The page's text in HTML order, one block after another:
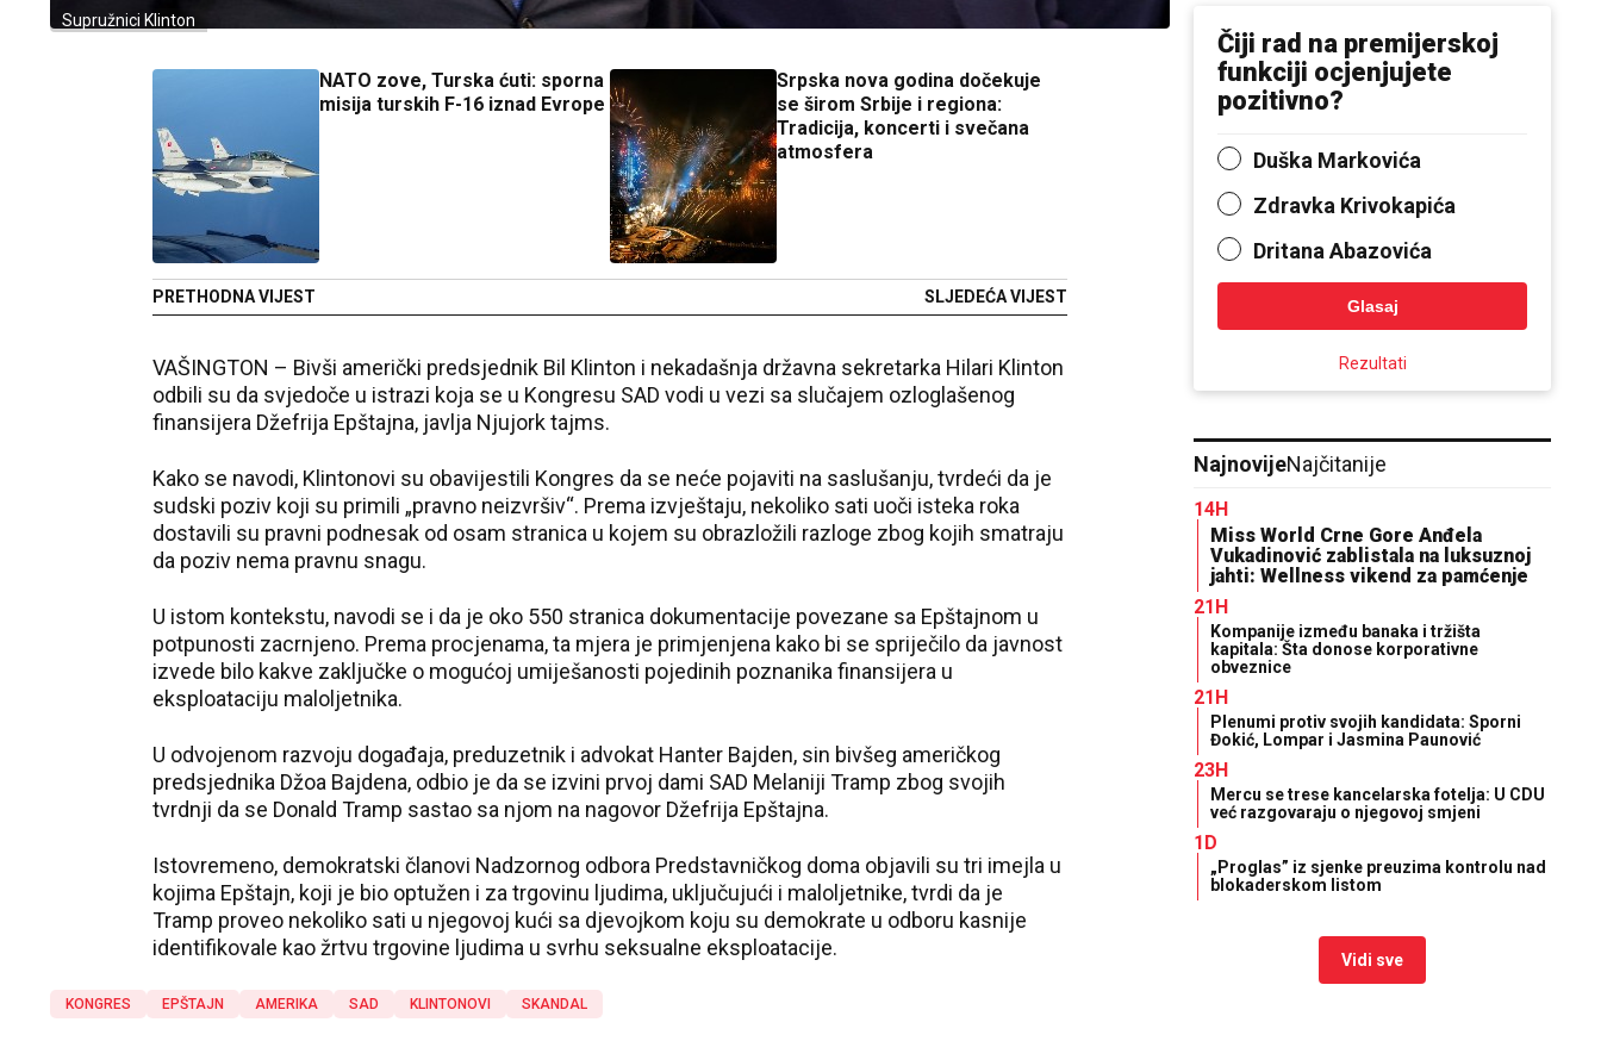
Supružnici Klinton
NATO zove, Turska ćuti: sporna
misija turskih F-16 iznad Evrope
PRETHODNA VIJEST
Srpska nova godina dočekuje
se širom Srbije i regiona:
Tradicija, koncerti i svečana
atmosfera
SLJEDEĆA VIJEST
VAŠINGTON – Bivši američki predsjednik Bil Klinton i nekadašnja državna sekretarka Hilari Klinton
odbili su da svjedoče u istrazi koja se u Kongresu SAD vodi u vezi sa slučajem ozloglašenog
finansijera Džefrija Epštajna, javlja Njujork tajms.
Kako se navodi, Klintonovi su obavijestili Kongres da se neće pojaviti na saslušanju, tvrdeći da je
sudski poziv koji su primili „pravno neizvršiv“. Prema izvještaju, nekoliko sati uoči isteka roka
dostavili su pravni podnesak od osam stranica u kojem su obrazložili razloge zbog kojih smatraju
da poziv nema pravnu snagu.
U istom kontekstu, navodi se i da je oko 550 stranica dokumentacije povezane sa Epštajnom u
potpunosti zacrnjeno. Prema procjenama, ta mjera je primjenjena kako bi se spriječilo da javnost
izvede bilo kakve zaključke o mogućoj umiješanosti pojedinih poznanika finansijera u
eksploataciju maloljetnika.
U odvojenom razvoju događaja, preduzetnik i advokat Hanter Bajden, sin bivšeg američkog
predsjednika Džoa Bajdena, odbio je da se izvini prvoj dami SAD Melaniji Tramp zbog svojih
tvrdnji da se Donald Tramp sastao sa njom na nagovor Džefrija Epštajna.
Istovremeno, demokratski članovi Nadzornog odbora Predstavničkog doma objavili su tri imejla u
kojima Epštajn, koji je bio optužen i za trgovinu ljudima, uključujući i maloljetnike, tvrdi da je
Tramp proveo nekoliko sati u njegovoj kući sa djevojkom koju su demokrate u odboru kasnije
identifikovale kao žrtvu trgovine ljudima u svrhu seksualne eksploatacije.
KONGRES EPŠTAJN AMERIKA SAD KLINTONOVI SKANDAL
Čiji rad na premijerskoj
funkciji ocjenjujete
pozitivno?
Duška Markovića
Zdravka Krivokapića
Dritana Abazovića
Glasaj
Rezultati
NajnovijeNajčitanije
14H
Miss World Crne Gore Anđela
Vukadinović zablistala na luksuznoj
jahti: Wellness vikend za pamćenje
21H
Kompanije između banaka i tržišta
kapitala: Šta donose korporativne
obveznice
21H
Plenumi protiv svojih kandidata: Sporni
Đokić, Lompar i Jasmina Paunović
23H
Mercu se trese kancelarska fotelja: U CDU
već razgovaraju o njegovoj smjeni
1D
„Proglas” iz sjenke preuzima kontrolu nad
blokaderskom listom
Vidi sve